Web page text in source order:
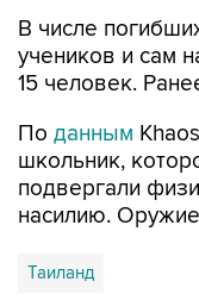
В числе
учеников и сам
15 человек.
По данным
школьник,
подвергали
насилию.
Таиланд